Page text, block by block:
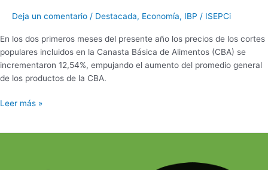
Deja un comentario / Destacada, Economía, IBP / ISEPCi
En los dos primeros meses del presente año los precios de los cortes
populares incluidos en la Canasta Básica de Alimentos (CBA) se
incrementaron 12,54%, empujando el aumento del promedio general
de los productos de la CBA.
Leer más »